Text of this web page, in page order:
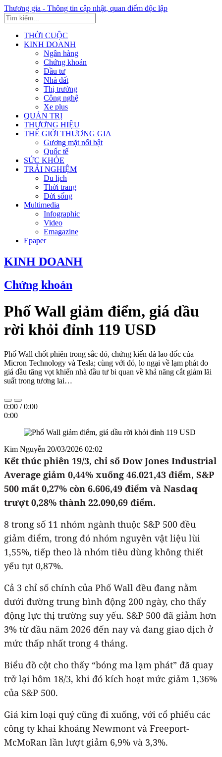
Thương gia - Thông tin cập nhật, quan điểm độc lập
THỜI CUỘC
KINH DOANH
Ngân hàng
Chứng khoán
Đầu tư
Nhà đất
Thị trường
Công nghệ
Xe plus
QUẢN TRỊ
THƯƠNG HIỆU
THẾ GIỚI THƯƠNG GIA
Gương mặt nổi bật
Quốc tế
SỨC KHỎE
TRẢI NGHIỆM
Du lịch
Thời trang
Đời sống
Multimedia
Infographic
Video
Emagazine
Epaper
KINH DOANH
Chứng khoán
Phố Wall giảm điểm, giá dầu
rời khỏi đỉnh 119 USD
Phố Wall chốt phiên trong sắc đỏ, chứng kiến đà lao dốc của
Micron Technology và Tesla; cùng với đó, lo ngại về lạm phát do
giá dầu tăng vọt khiến nhà đầu tư bi quan về khả năng cắt giảm lãi
suất trong tương lai…
0:00 /0:00
0:00
Kim Nguyễn 20/03/2026 02:02
Kết thúc phiên 19/3, chỉ số Dow Jones Industrial
Average giảm 0,44% xuống 46.021,43 điểm, S&P
500 mất 0,27% còn 6.606,49 điểm và Nasdaq
trượt 0,28% thành 22.090,69 điểm.
8 trong số 11 nhóm ngành thuộc S&P 500 đều
giảm điểm, trong đó nhóm nguyên vật liệu lùi
1,55%, tiếp theo là nhóm tiêu dùng không thiết
yếu tụt 0,87%.
Cả 3 chỉ số chính của Phố Wall đều đang nằm
dưới đường trung bình động 200 ngày, cho thấy
động lực thị trường suy yếu. S&P 500 đã giảm hơn
3% từ đầu năm 2026 đến nay và đang giao dịch ở
mức thấp nhất trong 4 tháng.
Biểu đồ cột cho thấy “bóng ma lạm phát” đã quay
trở lại hôm 18/3, khi đó kích hoạt mức giảm 1,36%
của S&P 500.
Giá kim loại quý cũng đi xuống, với cổ phiếu các
công ty khai khoáng Newmont và Freeport-
McMoRan lần lượt giảm 6,9% và 3,3%.